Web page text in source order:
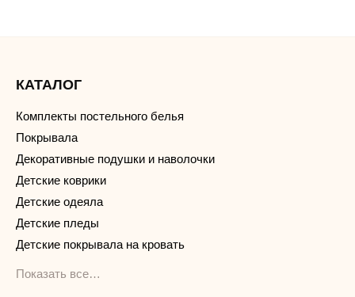
КАТАЛОГ
Комплекты постельного белья
Покрывала
Декоративные подушки и наволочки
Детские коврики
Детские одеяла
Детские пледы
Детские покрывала на кровать
Показать все…